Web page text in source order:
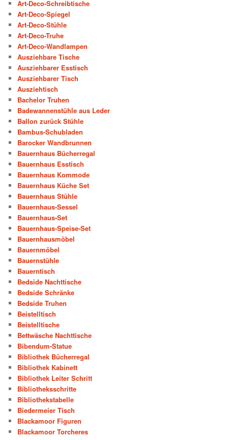
Art-Deco-Schreibtische
Art-Deco-Spiegel
Art-Deco-Stühle
Art-Deco-Truhe
Art-Deco-Wandlampen
Ausziehbare Tische
Ausziehbarer Esstisch
Ausziehbarer Tisch
Ausziehtisch
Bachelor Truhen
Badewannenstühle aus Leder
Ballon zurück Stühle
Bambus-Schubladen
Barocker Wandbrunnen
Bauernhaus Bücherregal
Bauernhaus Esstisch
Bauernhaus Kommode
Bauernhaus Küche Set
Bauernhaus Stühle
Bauernhaus-Sessel
Bauernhaus-Set
Bauernhaus-Speise-Set
Bauernhausmöbel
Bauernmöbel
Bauernstühle
Bauerntisch
Bedside Nachttische
Bedside Schränke
Bedside Truhen
Beistelltisch
Beistelltische
Bettwäsche Nachttische
Bibendum-Statue
Bibliothek Bücherregal
Bibliothek Kabinett
Bibliothek Leiter Schritt
Bibliotheksschritte
Bibliothekstabelle
Biedermeier Tisch
Blackamoor Figuren
Blackamoor Torcheres